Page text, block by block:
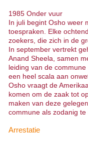
1985 Onder vuur
In juli begint Osho weer
toespraken. Elke
zoekers, die zich in de
In september vertrekt
Anand Sheela, samen
leiding van de
een heel scala aan
Osho vraagt de
komen om de zaak tot
maken van deze
commune als zodanig te
Arrestatie